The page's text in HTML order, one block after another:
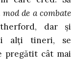
de a combate
dar și
alți tineri, se
pregătit cât mai